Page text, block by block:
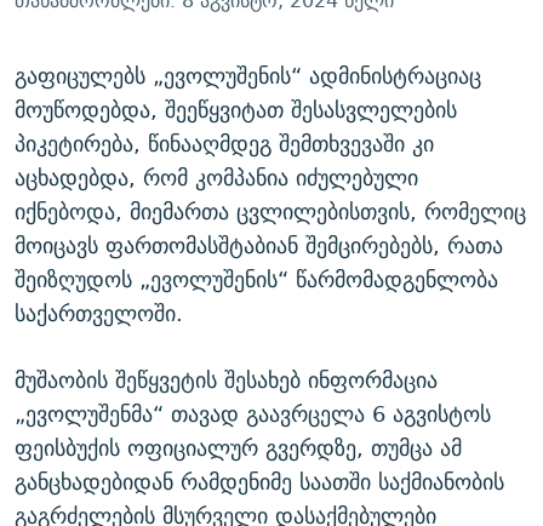
გაფიცულებს „ევოლუშენის“ ადმინისტრაციაც
მოუწოდებდა, შეეწყვიტათ შესასვლელების
პიკეტირება, წინააღმდეგ შემთხვევაში კი
აცხადებდა, რომ კომპანია იძულებული
იქნებოდა, მიემართა ცვლილებისთვის, რომელიც
მოიცავს ფართომასშტაბიან შემცირებებს, რათა
შეიზღუდოს „ევოლუშენის“ წარმომადგენლობა
საქართველოში.
მუშაობის შეწყვეტის შესახებ ინფორმაცია
„ევოლუშენმა“ თავად გაავრცელა 6 აგვისტოს
ფეისბუქის ოფიციალურ გვერდზე, თუმცა ამ
განცხადებიდან რამდენიმე საათში საქმიანობის
გაგრძელების მსურველი დასაქმებულები